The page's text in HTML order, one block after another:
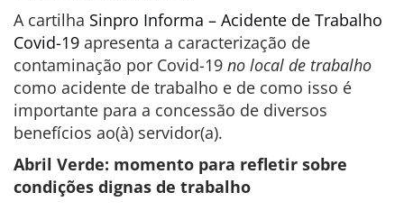
A cartilha Sinpro Informa – Acidente de Trabalho
Covid-19 apresenta a caracterização de
contaminação por Covid-19 no local de trabalho
como acidente de trabalho e de como isso é
importante para a concessão de diversos
benefícios ao(à) servidor(a).
Abril Verde: momento para refletir sobre
condições dignas de trabalho